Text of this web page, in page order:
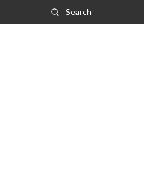
Search